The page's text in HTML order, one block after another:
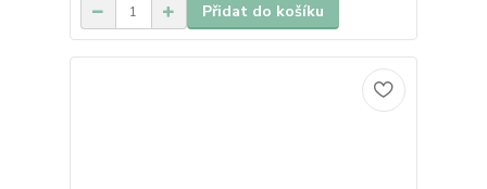
Přidat do košíku